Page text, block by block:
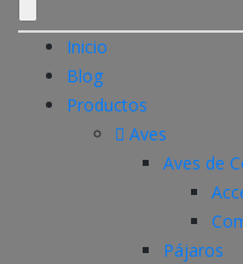
Inicio
Blog
Productos
Aves
Aves de
Pájaros